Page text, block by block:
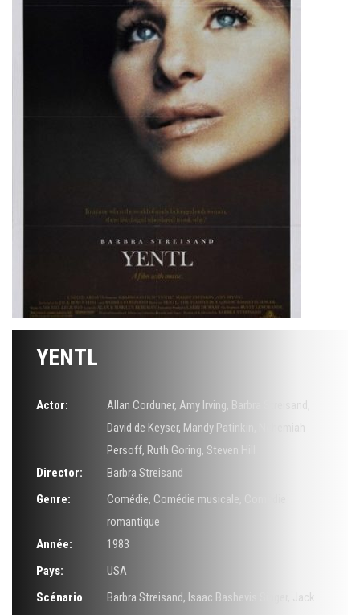
YENTL
Actor: Allan Corduner, Amy Irving, Barbra Streisand ,
David de Keyser, Mandy Patinkin
Persoff, Ruth Goring, Steven Hill
Director:
Barbra Streisand
Genre:
Comédie, Comédie musicale
romantique
Année:
1983
Pays:
USA
Scénario
Barbra Streisand, Isaac Bashevis Singer
Jack